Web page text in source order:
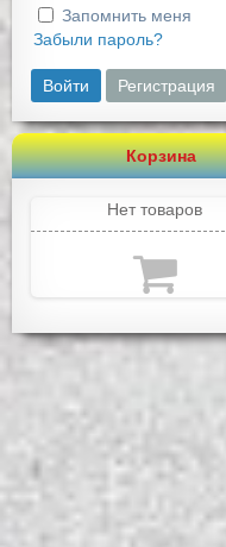
Запомнить меня
Забыли пароль?
Войти Регистрация
Корзина
Нет товаров